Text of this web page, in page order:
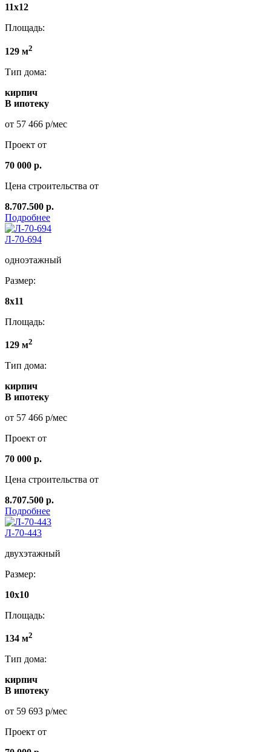
11x12
Площадь:
129 м2
Тип дома:
кирпич
В ипотеку
от 57 466 р/мес
Проект от
70 000 р.
Цена строительства от
8.707.500 р.
Подробнее
Л-70-694
одноэтажный
Размер:
8x11
Площадь:
129 м2
Тип дома:
кирпич
В ипотеку
от 57 466 р/мес
Проект от
70 000 р.
Цена строительства от
8.707.500 р.
Подробнее
Л-70-443
двухэтажный
Размер:
10х10
Площадь:
134 м2
Тип дома:
кирпич
В ипотеку
от 59 693 р/мес
Проект от